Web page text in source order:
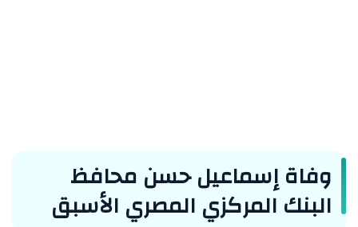
وفاة إسماعيل حسن محافظ
البنك المركزي المصري الأسبق